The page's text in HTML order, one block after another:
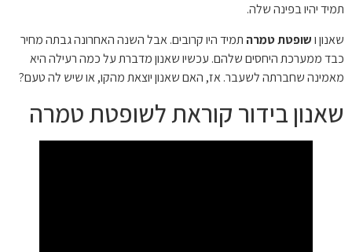
תמיד יהיו בפינה שלה.
שאנון ושופטת טמרה תמיד היו קרובים. אבל השנה האחרונה גבתה מחיר
כבד ממערכת היחסים שלהם. עכשיו שאנון מדברת על כמה רעילה היא
מאמינה שחברתה לשעבר. אז, האם שאנון יוצאת מהקו, או שיש לה טעם?
שאנון בידור קוראת לשופטת טמרה